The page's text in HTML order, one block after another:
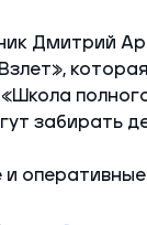
Дмитрий
забирать